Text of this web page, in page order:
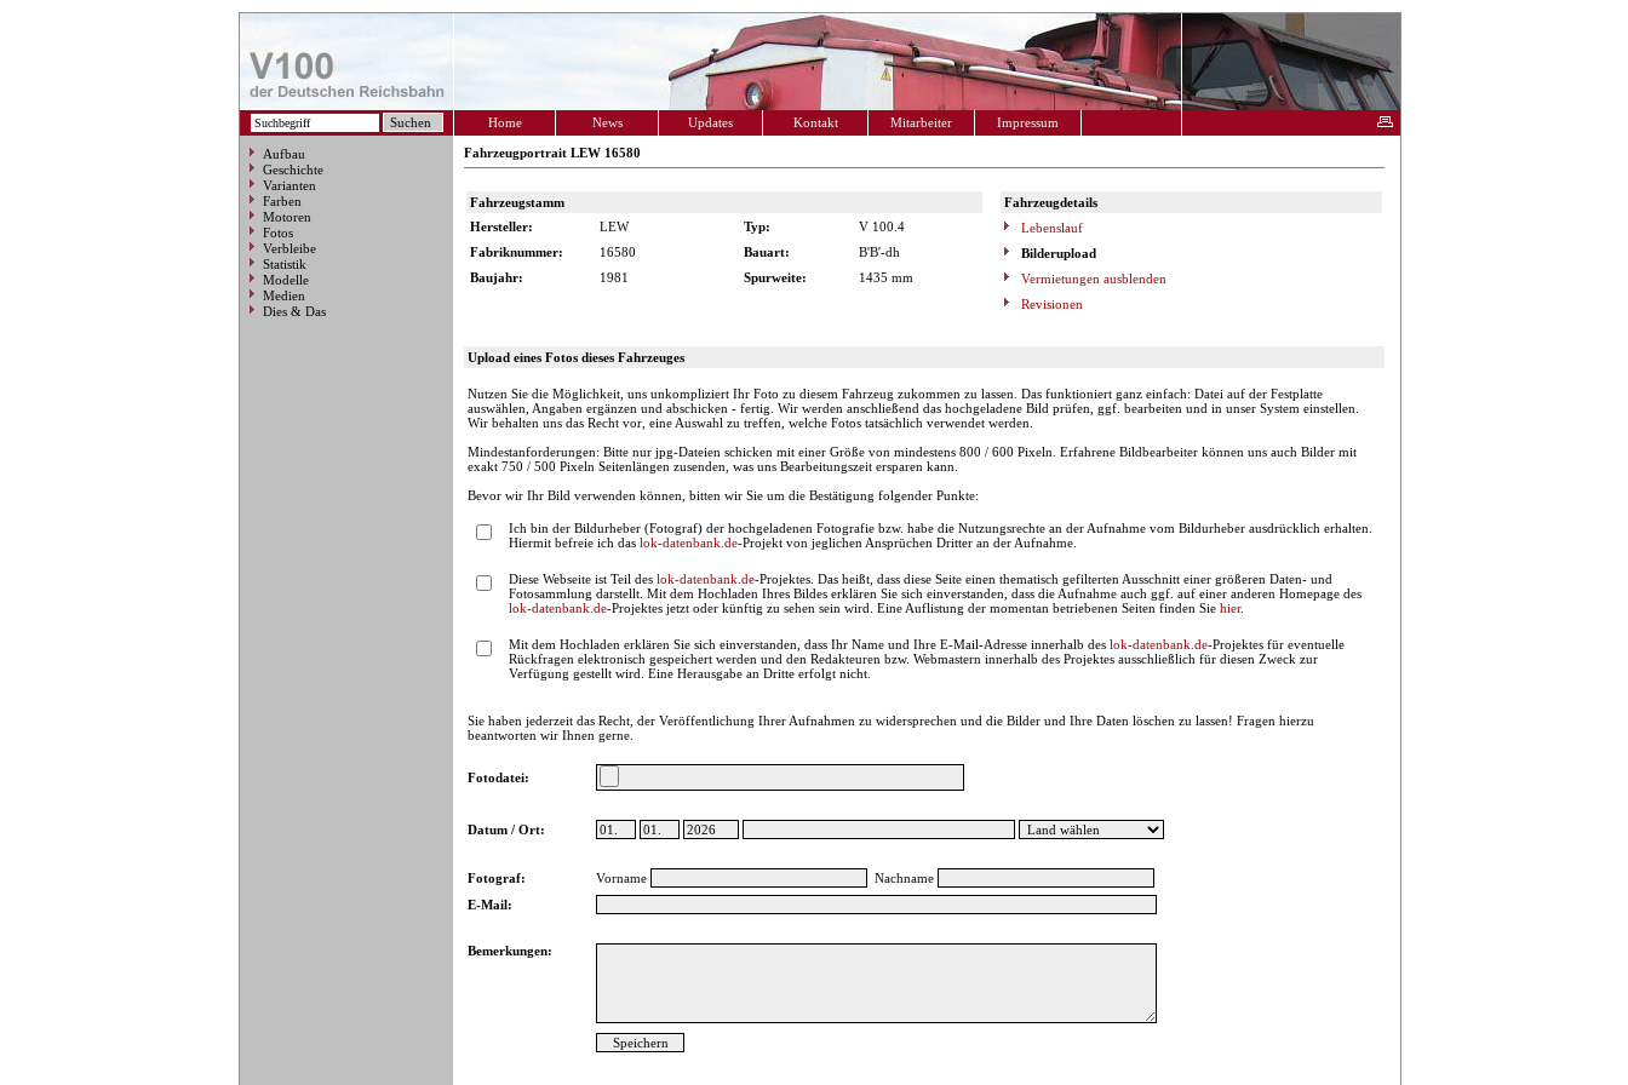
Home News Updates Kontakt Mitarbeiter Impressum
Aufbau
Geschichte
Varianten
Farben
Motoren
Fotos
Verbleibe
Statistik
Modelle
Medien
Dies & Das
Fahrzeugportrait LEW 16580
Fahrzeugstamm
Fahrzeugdetails
Hersteller:
LEW Typ: V 100.4
Lebenslauf
Fabriknummer:
16580 Bauart: B'B'-dh
Bilderupload
Baujahr:
1981 Spurweite: 1435 mm
Vermietungen ausblenden
Revisionen
Upload eines Fotos dieses Fahrzeuges
Nutzen Sie die Möglichkeit, uns unkompliziert Ihr Foto zu diesem Fahrzeug zukommen zu lassen. Das funktioniert ganz einfach: Datei auf der Festplatte
auswählen, Angaben ergänzen und abschicken - fertig. Wir werden anschließend das hochgeladene Bild prüfen, ggf. bearbeiten und in unser System einstellen.
Wir behalten uns das Recht vor, eine Auswahl zu treffen, welche Fotos tatsächlich verwendet werden.
Mindestanforderungen: Bitte nur jpg-Dateien schicken mit einer Größe von mindestens 800 / 600 Pixeln. Erfahrene Bildbearbeiter können uns auch Bilder mit
exakt 750 / 500 Pixeln Seitenlängen zusenden, was uns Bearbeitungszeit ersparen kann.
Bevor wir Ihr Bild verwenden können, bitten wir Sie um die Bestätigung folgender Punkte:
Ich bin der Bildurheber (Fotograf) der hochgeladenen Fotografie bzw. habe die Nutzungsrechte an der Aufnahme vom Bildurheber ausdrücklich erhalten.
Hiermit befreie ich das lok-datenbank.de-Projekt von jeglichen Ansprüchen Dritter an der Aufnahme.
Diese Webseite ist Teil des lok-datenbank.de-Projektes. Das heißt, dass diese Seite einen thematisch gefilterten Ausschnitt einer größeren Daten- und
Fotosammlung darstellt. Mit dem Hochladen Ihres Bildes erklären Sie sich einverstanden, dass die Aufnahme auch ggf. auf einer anderen Homepage des
lok-datenbank.de-Projektes jetzt oder künftig zu sehen sein wird. Eine Auflistung der momentan betriebenen Seiten finden Sie hier.
Mit dem Hochladen erklären Sie sich einverstanden, dass Ihr Name und Ihre E-Mail-Adresse innerhalb des lok-datenbank.de-Projektes für eventuelle
Rückfragen elektronisch gespeichert werden und den Redakteuren bzw. Webmastern innerhalb des Projektes ausschließlich für diesen Zweck zur
Verfügung gestellt wird. Eine Herausgabe an Dritte erfolgt nicht.
Sie haben jederzeit das Recht, der Veröffentlichung Ihrer Aufnahmen zu widersprechen und die Bilder und Ihre Daten löschen zu lassen! Fragen hierzu
beantworten wir Ihnen gerne.
Fotodatei:
Datum / Ort:
Fotograf: Vorname
Nachname
E-Mail:
Bemerkungen: